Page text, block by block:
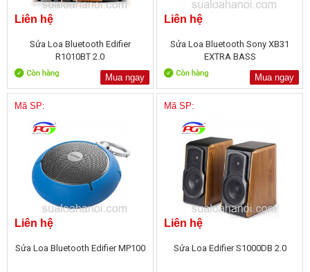
Liên hệ
Sửa Loa Bluetooth Edifier
R1010BT 2.0
Mua ngay
Liên hệ
Sửa Loa Bluetooth Sony XB31
EXTRA BASS
Mua ngay
Mã SP:
Liên hệ
Sửa Loa Bluetooth Edifier MP100
Mã SP:
Liên hệ
Sửa Loa Edifier S1000DB 2.0